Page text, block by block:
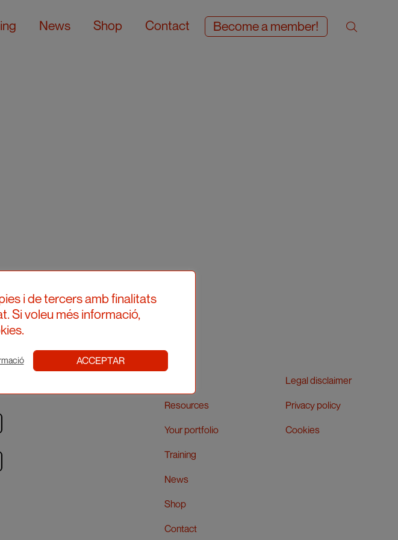
News Shop Contact Become a member!
Resources
Your portfolio
Training
News
Shop
Contact
Legal disclaimer
Privacy policy
Cookies
i de tercers amb finalitats
Si voleu més informació,
ACCEPTAR